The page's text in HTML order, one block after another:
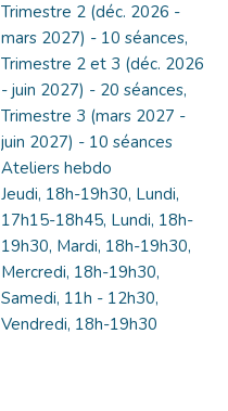
Trimestre 2 (déc. 2026 -
mars 2027) - 10 séances,
Trimestre 2 et 3 (déc. 2026
- juin 2027) - 20 séances,
Trimestre 3 (mars 2027 -
juin 2027) - 10 séances
Ateliers hebdo
Jeudi, 18h-19h30, Lundi,
17h15-18h45, Lundi, 18h-
19h30, Mardi, 18h-19h30,
Mercredi, 18h-19h30,
Samedi, 11h - 12h30,
Vendredi, 18h-19h30